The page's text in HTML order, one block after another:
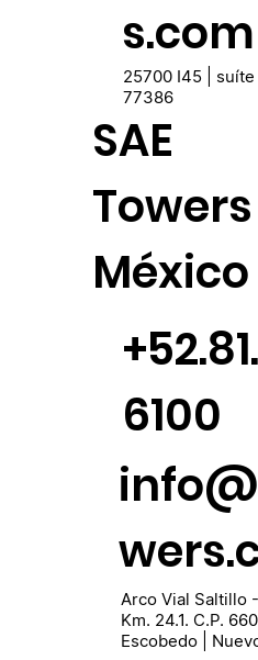
s.com
25700 I45 |
77386
6100
Arco Vial Saltillo
Km. 24.1. C.P.
Escobedo |
SAE
Towers
México